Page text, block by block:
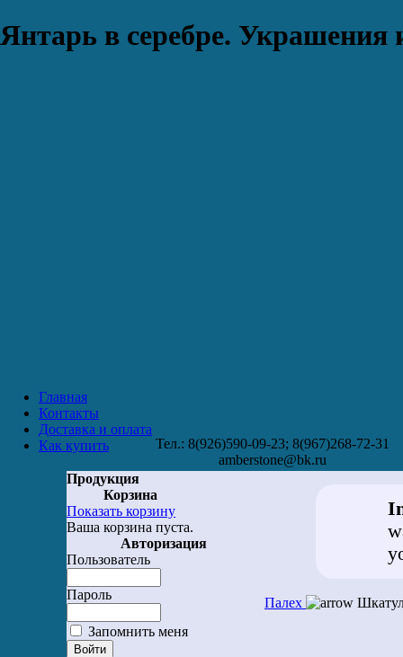
Янтарь в серебре. Украшения
Главная
Контакты
Доставка и оплата
Как купить
Тел.: 8(926)590-09-23; 8(967)268-72-31
amberstone@bk.ru
Продукция
Корзина
Показать корзину
Ваша корзина пуста.
Авторизация
Пользователь
Пароль
Запомнить меня
Палех